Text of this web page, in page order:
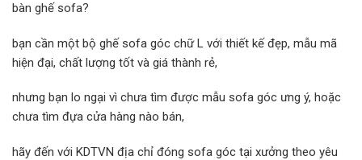
bàn ghế sofa?
bạn cần một bộ ghế sofa góc chữ L với thiết kế đẹp, mẫu mã
hiện đại, chất lượng tốt và giá thành rẻ,
nhưng bạn lo ngại vì chưa tìm được mẫu sofa góc ưng ý, hoặc
chưa tìm đựa cửa hàng nào bán,
hãy đến với KDTVN địa chỉ đóng sofa góc tại xưởng theo yêu